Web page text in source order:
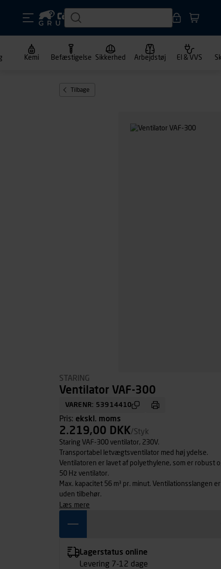
Kemi Befæstigelse Sikkerhed Arbejdstøj El & VVS
Tilbage
STARING
Ventilator VAF-300
VARENR: 53914410
Pris: ekskl. moms
2.219,00 DKK/Styk
Staring VAF-300 ventilator, 230V.
Transportabel letvægtsventilator med høj ydelse.
Ventilatoren er lavet af polyethylene, som er robust
50 Hz ventilator.
Max. kapacitet 56 m³ pr. minut.
uden tilbehør.
læs mere
Lagerstatus online
Levering 7-12 dage